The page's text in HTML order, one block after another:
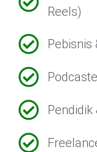
Reels)
Pebisnis
Pendidik